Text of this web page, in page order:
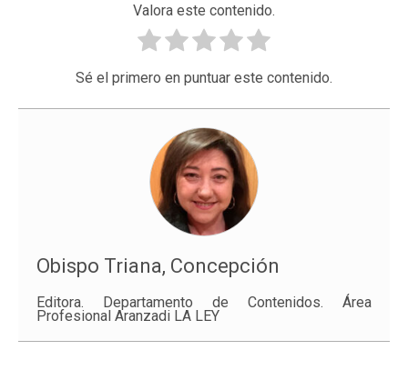
Valora este contenido.
Sé el primero en puntuar este contenido.
Obispo Triana, Concepción
Editora. Departamento de Contenidos. Área
Profesional Aranzadi LA LEY